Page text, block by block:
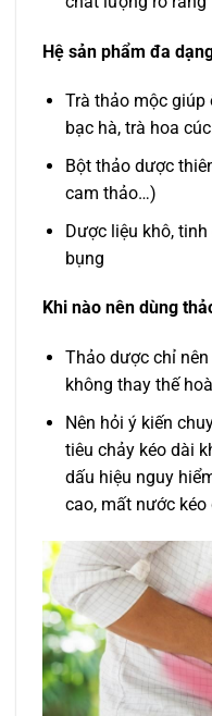
Hệ sản phẩm đa
Trà thảo mộc giúp
bạc hà, trà hoa
Bột thảo dược
cam thảo…)
Dược liệu khô,
bụng
Khi nào nên dùng
Thảo dược chỉ
không thay thế
Nên hỏi ý kiến
tiêu chảy kéo dài
dấu hiệu nguy
cao, mất nước kéo